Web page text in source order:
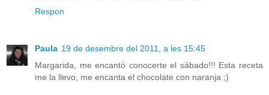
Respon
Paula 19 de desembre del 2011, a les 15:45
Margarida, me encantó conocerte el sábado!!! Esta receta
me la llevo, me encanta el chocolate con naranja ;)